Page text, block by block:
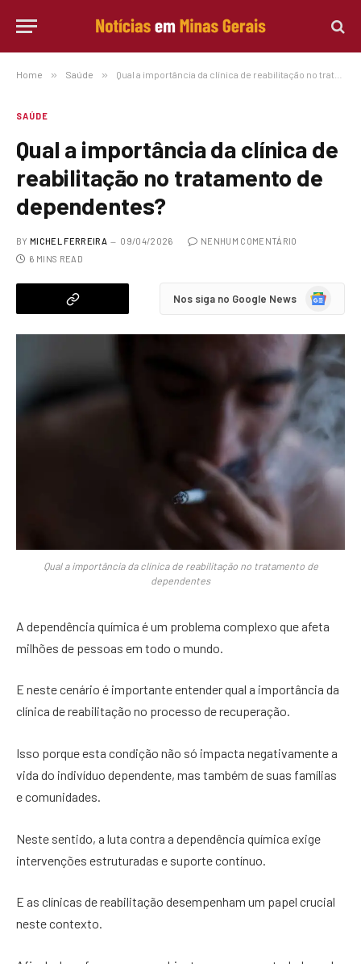
Home » Saúde » Qual a importância da clínica de reabilitação no tratamento de dependentes?
SAÚDE
Qual a importância da clínica de
reabilitação no tratamento de
dependentes?
BY MICHEL FERREIRA 09/04/2026
NENHUM COMENTÁRIO
6 MINS READ
Nos siga no Google News
Google
Qual a importância da clínica de reabilitação no tratamento de
dependentes
A dependência química é um problema complexo que afeta
milhões de pessoas em todo o mundo.
E neste cenário é importante entender qual a importância da
clínica de reabilitação no processo de recuperação.
Isso porque esta condição não só impacta negativamente a
vida do indivíduo dependente, mas também de suas famílias
e comunidades.
Neste sentido, a luta contra a dependência química exige
intervenções estruturadas e suporte contínuo.
E as clínicas de reabilitação desempenham um papel crucial
neste contexto.